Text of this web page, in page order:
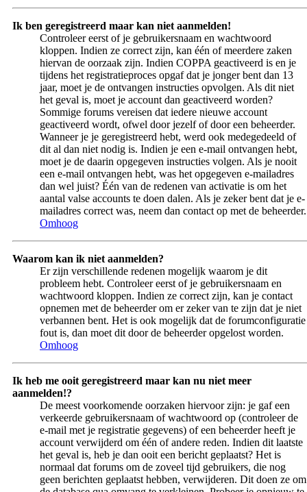
Ik ben geregistreerd maar kan niet aanmelden!
Controleer eerst of je gebruikersnaam en wachtwoord
kloppen. Indien ze correct zijn, kan één of meerdere zaken
hiervan de oorzaak zijn. Indien COPPA geactiveerd is en je
tijdens het registratieproces opgaf dat je jonger bent dan 13
jaar, moet je de ontvangen instructies opvolgen. Als dit niet
het geval is, moet je account dan geactiveerd worden?
Sommige forums vereisen dat iedere nieuwe account
geactiveerd wordt, ofwel door jezelf of door een beheerder.
Wanneer je je geregistreerd hebt, werd ook medegedeeld of
dit al dan niet nodig is. Indien je een e-mail ontvangen hebt,
moet je de daarin opgegeven instructies volgen. Als je nooit
een e-mail ontvangen hebt, was het opgegeven e-mailadres
dan wel juist? Één van de redenen van activatie is om het
aantal valse accounts te doen dalen. Als je zeker bent dat je e-
mailadres correct was, neem dan contact op met de beheerder.
Omhoog
Waarom kan ik niet aanmelden?
Er zijn verschillende redenen mogelijk waarom je dit
probleem hebt. Controleer eerst of je gebruikersnaam en
wachtwoord kloppen. Indien ze correct zijn, kan je contact
opnemen met de beheerder om er zeker van te zijn dat je niet
verbannen bent. Het is ook mogelijk dat de forumconfiguratie
fout is, dan moet dit door de beheerder opgelost worden.
Omhoog
Ik heb me ooit geregistreerd maar kan nu niet meer
aanmelden!?
De meest voorkomende oorzaken hiervoor zijn: je gaf een
verkeerde gebruikersnaam of wachtwoord op (controleer de
e-mail met je registratie gegevens) of een beheerder heeft je
account verwijderd om één of andere reden. Indien dit laatste
het geval is, heb je dan ooit een bericht geplaatst? Het is
normaal dat forums om de zoveel tijd gebruikers, die nog
geen berichten geplaatst hebben, verwijderen. Dit doen ze om